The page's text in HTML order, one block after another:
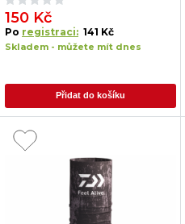
150 Kč
Po registraci: 141 Kč
Skladem - můžete mít dnes
Přidat do košíku